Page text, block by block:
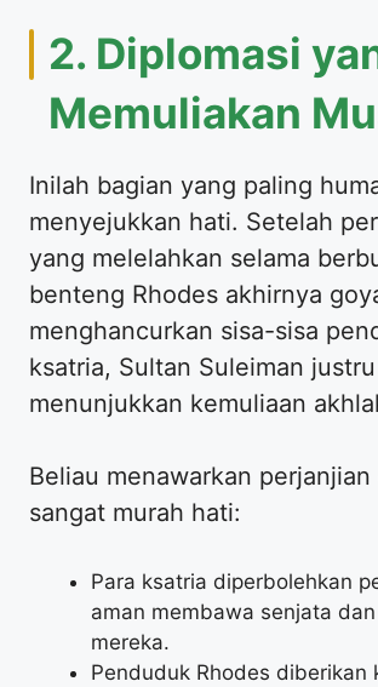
2. Diplomasi
Memuliakan
Inilah bagian yang paling
menyejukkan hati. Setelah
yang melelahkan selama
benteng Rhodes akhirnya
menghancurkan sisa-sisa
ksatria, Sultan Suleiman justru
menunjukkan kemuliaan
Beliau menawarkan perjanjian
sangat murah hati:
Para ksatria diperbolehkan
aman membawa senjata
mereka.
Penduduk Rhodes diberikan